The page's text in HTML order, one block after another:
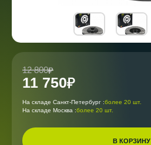
12 800
11 750
На складе Санкт-Петербург :более 20 шт.
На складе Москва :более 20 шт.
В КОРЗИНУ